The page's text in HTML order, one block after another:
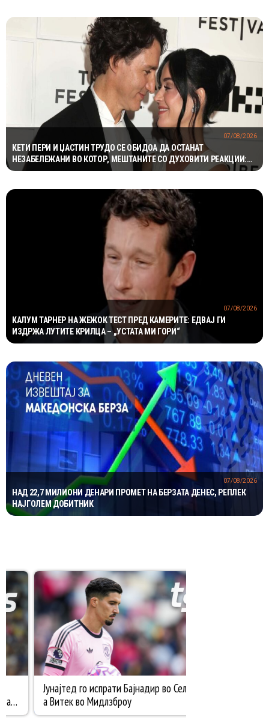
КЕТИ ПЕРИ И ЏАСТИН ТРУДО СЕ ОБИДОА ДА ОСТАНАТ
НЕЗАБЕЛЕЖАНИ ВО КОТОР, МЕШТАНИТЕ СО ДУХОВИТИ РЕАКЦИИ:
„НИКОЈ НЕ БИ ГИ ПРЕПОЗНАЛ“
07/08/2026
КАЛУМ ТАРНЕР НА ЖЕЖОК ТЕСТ ПРЕД КАМЕРИТЕ: ЕДВАЈ ГИ
ИЗДРЖА ЛУТИТЕ КРИЛЦА – „УСТАТА МИ ГОРИ“
07/08/2026
НАД 22,7 МИЛИОНИ ДЕНАРИ ПРОМЕТ НА БЕРЗАТА ДЕНЕС, РЕПЛЕК
НАЈГОЛЕМ ДОБИТНИК
07/08/2026